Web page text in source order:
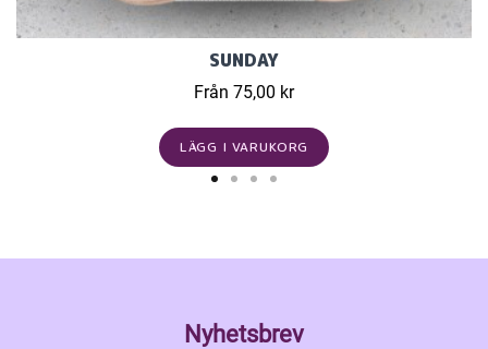
SUNDAY
Från 75,00 kr
LÄGG I VARUKORG
Nyhetsbrev